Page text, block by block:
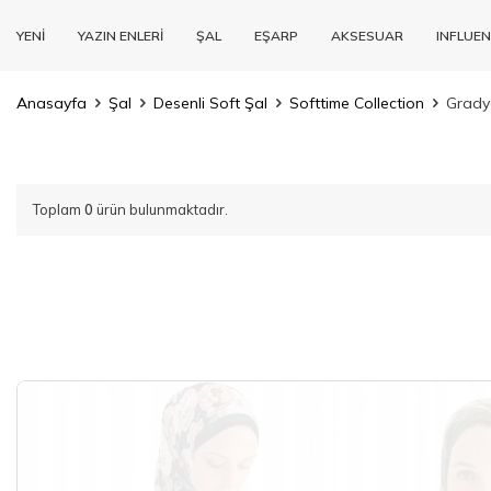
YENİ YAZIN ENLERİ ŞAL EŞARP AKSESUAR
Anasayfa Şal Desenli Soft Şal Softtime Collection
Toplam 0 ürün bulunmaktadır.